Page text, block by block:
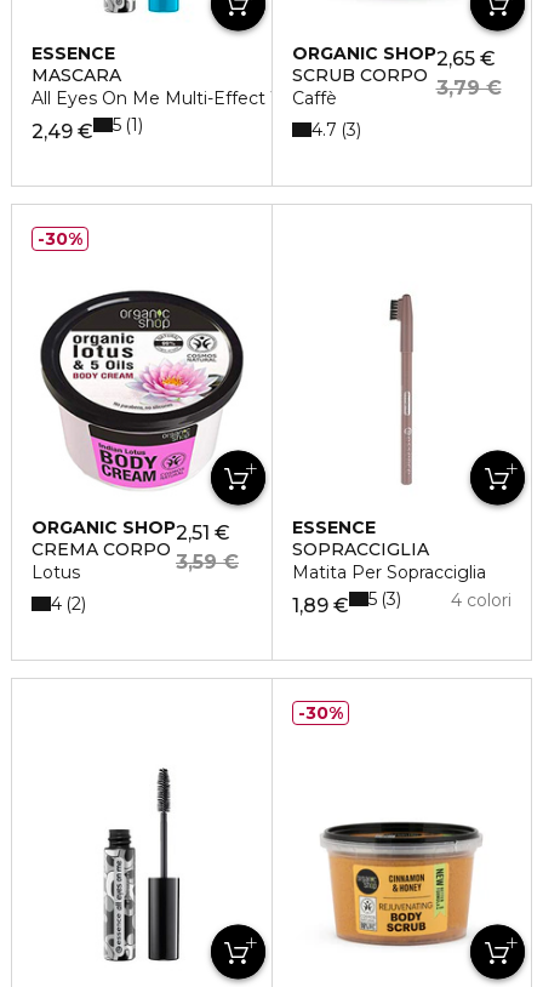
ESSENCE
MASCARA
All Eyes On Me Multi-Effect Waterproof
2,49 € 5 1
ORGANIC SHOP
SCRUB CORPO
Caffè
2,65 €
3,79 €
4.7 3
ORGANIC SHOP
CREMA CORPO
Lotus
2,51 €
3,59 €
4 2
30%
ESSENCE
SOPRACCIGLIA
Matita Per Sopracciglia
1,89 € 4 colori
5 3
30%